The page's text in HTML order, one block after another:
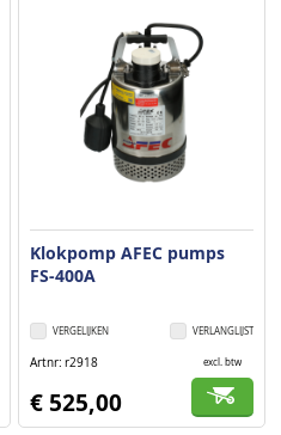
Klokpomp AFEC pumps
FS-400A
VERLANGLIJST
VERGELIJKEN
Artnr r2918 excl. btw
€ 525,00